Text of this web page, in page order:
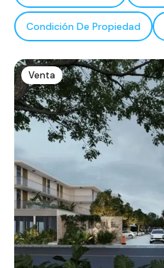
Condición De Propiedad
Venta